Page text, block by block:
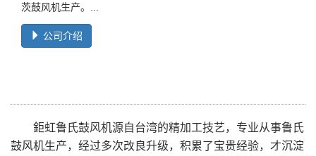
茨鼓风机生产。...
公司介绍
鉅虹鲁氏鼓风机源自台湾的精加工技艺，专业从事鲁氏
鼓风机生产，经过多次改良升级，积累了宝贵经验，才沉淀